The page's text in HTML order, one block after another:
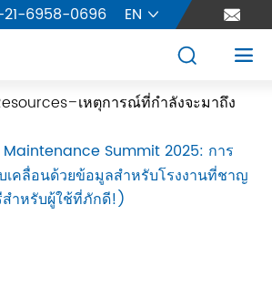
6958-0696 EN  
 
เหตุการณ์ที่กำลังจะมาถึง
Summit 2025: การ
เคลื่อนด้วยข้อมูลสำหรับโรงงานที่ชาญ
ำหรับผู้ใช้ที่ภักดี!)